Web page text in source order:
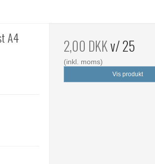
A4
2,00 DKKv/ 25
(inkl. moms)
Vis produkt